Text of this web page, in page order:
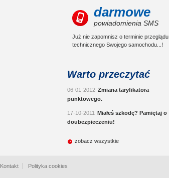
darmowe
powiadomienia SMS
Już nie zapomnisz o terminie przeglądu
technicznego Swojego samochodu...!
Warto przeczytać
06-01-2012 Zmiana taryfikatora
punktowego.
17-10-2011 Miałeś szkodę? Pamiętaj o
doubezpieczeniu!
zobacz wszystkie
Kontakt Polityka cookies